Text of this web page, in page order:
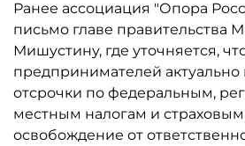
Ранее ассоциация "Опора
письмо главе правительства
Мишустину, где уточняется,
предпринимателей актуально
отсрочки по федеральным,
местным налогам и страховым
освобождение от